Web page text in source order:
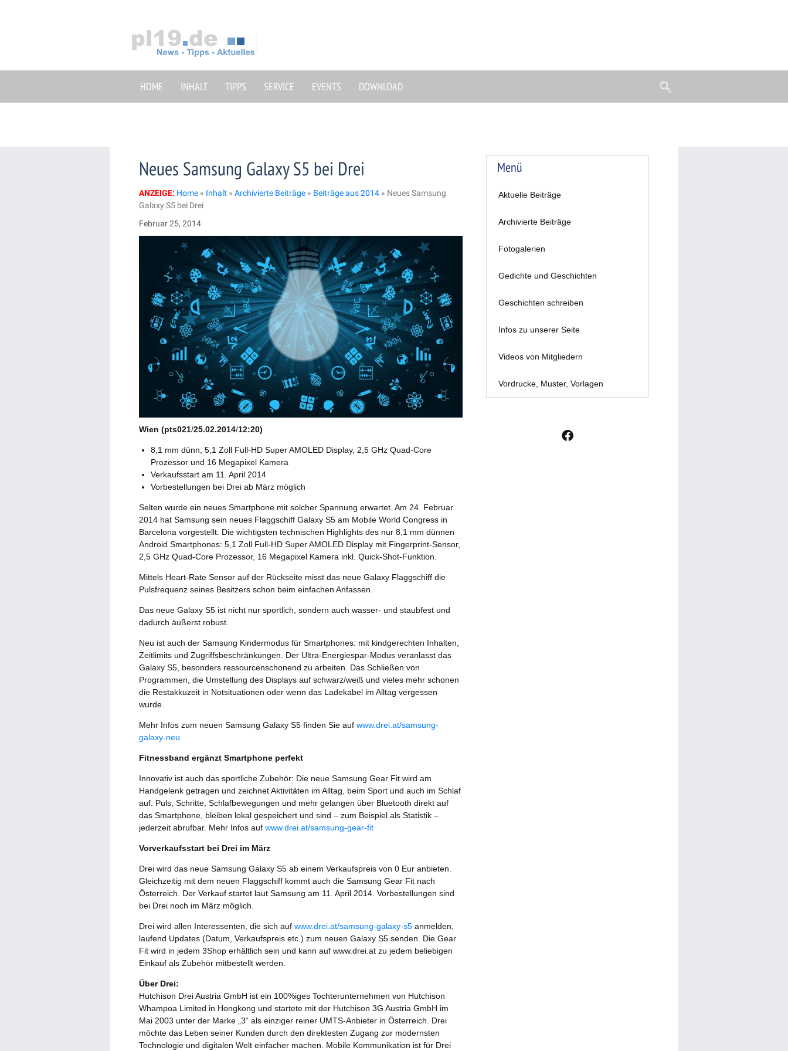
HOME INHALT TIPPS SERVICE EVENTS DOWNLOAD
Neues Samsung Galaxy S5 bei Drei
ANZEIGE: Home » Inhalt » Archivierte Beiträge » Beiträge aus 2014 » Neues Samsung
Galaxy S5 bei Drei
Februar 25, 2014
Wien (pts021/25.02.2014/12:20)
8,1 mm dünn, 5,1 Zoll Full-HD Super AMOLED Display, 2,5 GHz Quad-Core
Prozessor und 16 Megapixel Kamera
Verkaufsstart am 11. April 2014
Vorbestellungen bei Drei ab März möglich
Selten wurde ein neues Smartphone mit solcher Spannung erwartet. Am 24. Februar
2014 hat Samsung sein neues Flaggschiff Galaxy S5 am Mobile World Congress in
Barcelona vorgestellt. Die wichtigsten technischen Highlights des nur 8,1 mm dünnen
Android Smartphones: 5,1 Zoll Full-HD Super AMOLED Display mit Fingerprint-Sensor,
2,5 GHz Quad-Core Prozessor, 16 Megapixel Kamera inkl. Quick-Shot-Funktion.
Mittels Heart-Rate Sensor auf der Rückseite misst das neue Galaxy Flaggschiff die
Pulsfrequenz seines Besitzers schon beim einfachen Anfassen.
Das neue Galaxy S5 ist nicht nur sportlich, sondern auch wasser- und staubfest und
dadurch äußerst robust.
Neu ist auch der Samsung Kindermodus für Smartphones: mit kindgerechten Inhalten,
Zeitlimits und Zugriffsbeschränkungen. Der Ultra-Energiespar-Modus veranlasst das
Galaxy S5, besonders ressourcenschonend zu arbeiten. Das Schließen von
Programmen, die Umstellung des Displays auf schwarz/weiß und vieles mehr schonen
die Restakkuzeit in Notsituationen oder wenn das Ladekabel im Alltag vergessen
wurde.
Mehr Infos zum neuen Samsung Galaxy S5 finden Sie auf www.drei.at/samsung-
galaxy-neu
Fitnessband ergänzt Smartphone perfekt
Innovativ ist auch das sportliche Zubehör: Die neue Samsung Gear Fit wird am
Handgelenk getragen und zeichnet Aktivitäten im Alltag, beim Sport und auch im Schlaf
auf. Puls, Schritte, Schlafbewegungen und mehr gelangen über Bluetooth direkt auf
das Smartphone, bleiben lokal gespeichert und sind – zum Beispiel als Statistik –
jederzeit abrufbar. Mehr Infos auf www.drei.at/samsung-gear-fit
Vorverkaufsstart bei Drei im März
Drei wird das neue Samsung Galaxy S5 ab einem Verkaufspreis von 0 Eur anbieten.
Gleichzeitig mit dem neuen Flaggschiff kommt auch die Samsung Gear Fit nach
Österreich. Der Verkauf startet laut Samsung am 11. April 2014. Vorbestellungen sind
bei Drei noch im März möglich.
Drei wird allen Interessenten, die sich auf www.drei.at/samsung-galaxy-s5 anmelden,
laufend Updates (Datum, Verkaufspreis etc.) zum neuen Galaxy S5 senden. Die Gear
Fit wird in jedem 3Shop erhältlich sein und kann auf www.drei.at zu jedem beliebigen
Einkauf als Zubehör mitbestellt werden.
Über Drei:
Hutchison Drei Austria GmbH ist ein 100%iges Tochterunternehmen von Hutchison
Whampoa Limited in Hongkong und startete mit der Hutchison 3G Austria GmbH im
Mai 2003 unter der Marke „3“ als einziger reiner UMTS-Anbieter in Österreich. Drei
möchte das Leben seiner Kunden durch den direktesten Zugang zur modernsten
Technologie und digitalen Welt einfacher machen. Mobile Kommunikation ist für Drei
Menü
Aktuelle Beiträge
Archivierte Beiträge
Fotogalerien
Gedichte und Geschichten
Geschichten schreiben
Infos zu unserer Seite
Videos von Mitgliedern
Vordrucke, Muster, Vorlagen
F
a